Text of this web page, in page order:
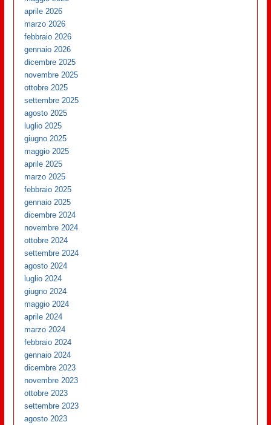
aprile 2026
marzo 2026
febbraio 2026
gennaio 2026
dicembre 2025
novembre 2025
ottobre 2025
settembre 2025
agosto 2025
luglio 2025
giugno 2025
maggio 2025
aprile 2025
marzo 2025
febbraio 2025
gennaio 2025
dicembre 2024
novembre 2024
ottobre 2024
settembre 2024
agosto 2024
luglio 2024
giugno 2024
maggio 2024
aprile 2024
marzo 2024
febbraio 2024
gennaio 2024
dicembre 2023
novembre 2023
ottobre 2023
settembre 2023
agosto 2023